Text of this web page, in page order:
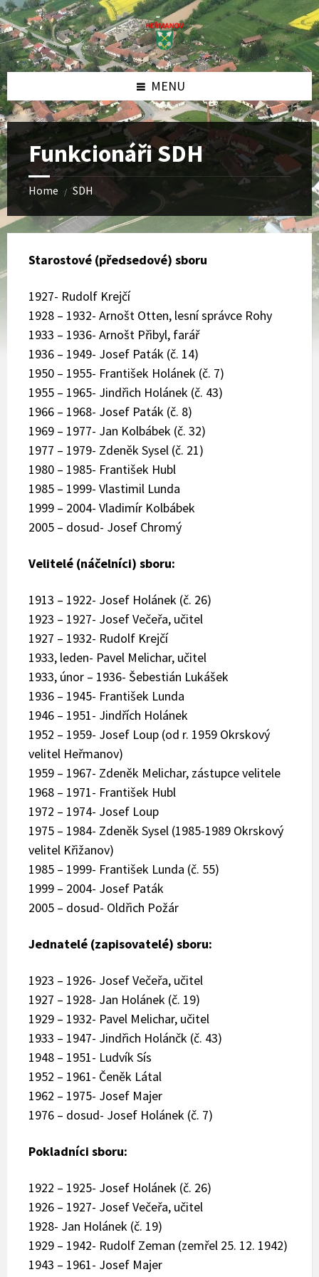
Skip
to
content
Skip
to
left
sidebar
Skip
to
footer
MENU
Funkcionáři SDH
Home / SDH
Starostové (předsedové) sboru
1927- Rudolf Krejčí
1928 – 1932- Arnošt Otten, lesní správce Rohy
1933 – 1936- Arnošt Přibyl, farář
1936 – 1949- Josef Paták (č. 14)
1950 – 1955- František Holánek (č. 7)
1955 – 1965- Jindřich Holánek (č. 43)
1966 – 1968- Josef Paták (č. 8)
1969 – 1977- Jan Kolbábek (č. 32)
1977 – 1979- Zdeněk Sysel (č. 21)
1980 – 1985- František Hubl
1985 – 1999- Vlastimil Lunda
1999 – 2004- Vladimír Kolbábek
2005 – dosud- Josef Chromý
Velitelé (náčelníci) sboru:
1913 – 1922- Josef Holánek (č. 26)
1923 – 1927- Josef Večeřa, učitel
1927 – 1932- Rudolf Krejčí
1933, leden- Pavel Melichar, učitel
1933, únor – 1936- Šebestián Lukášek
1936 – 1945- František Lunda
1946 – 1951- Jindřích Holánek
1952 – 1959- Josef Loup (od r. 1959 Okrskový
velitel Heřmanov)
1959 – 1967- Zdeněk Melichar, zástupce velitele
1968 – 1971- František Hubl
1972 – 1974- Josef Loup
1975 – 1984- Zdeněk Sysel (1985-1989 Okrskový
velitel Křižanov)
1985 – 1999- František Lunda (č. 55)
1999 – 2004- Josef Paták
2005 – dosud- Oldřich Požár
Jednatelé (zapisovatelé) sboru:
1923 – 1926- Josef Večeřa, učitel
1927 – 1928- Jan Holánek (č. 19)
1929 – 1932- Pavel Melichar, učitel
1933 – 1947- Jindřich Holánčk (č. 43)
1948 – 1951- Ludvík Sís
1952 – 1961- Čeněk Látal
1962 – 1975- Josef Majer
1976 – dosud- Josef Holánek (č. 7)
Pokladníci sboru:
1922 – 1925- Josef Holánek (č. 26)
1926 – 1927- Josef Večeřa, učitel
1928- Jan Holánek (č. 19)
1929 – 1942- Rudolf Zeman (zemřel 25. 12. 1942)
1943 – 1961- Josef Majer